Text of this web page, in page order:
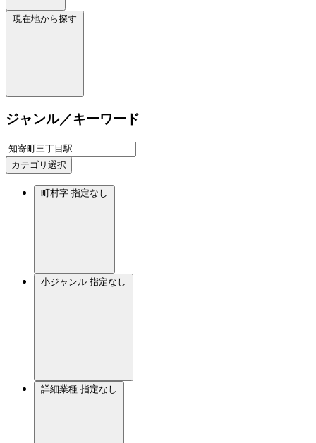
現在地から探す
ジャンル／キーワード
カテゴリ選択
町村字 指定なし
小ジャンル 指定なし
詳細業種 指定なし